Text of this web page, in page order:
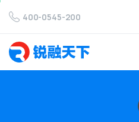
400-0545-200